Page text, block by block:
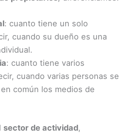
: cuanto tiene un solo
cuando su dueño es una
: cuanto tiene varios
cuando varias personas se
común los medios de
sector de actividad,